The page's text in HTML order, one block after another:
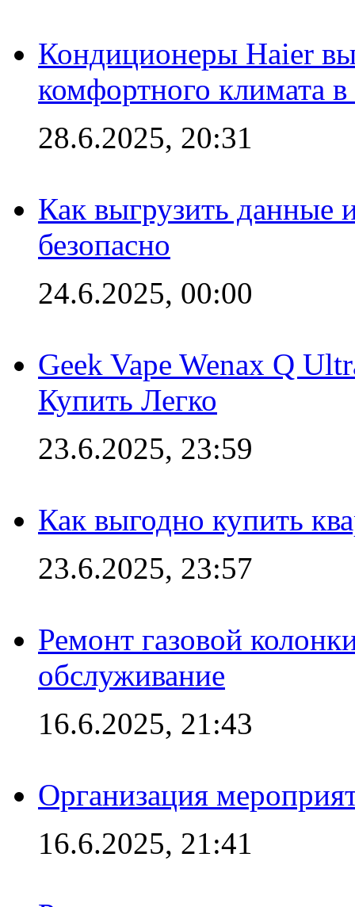
Кондиционеры Haier
комфортного климата
28.6.2025, 20:31
Как выгрузить данные
безопасно
24.6.2025, 00:00
Geek Vape Wenax Q
Купить Легко
23.6.2025, 23:59
Как выгодно купить
23.6.2025, 23:57
Ремонт газовой
обслуживание
16.6.2025, 21:43
Организация
16.6.2025, 21:41